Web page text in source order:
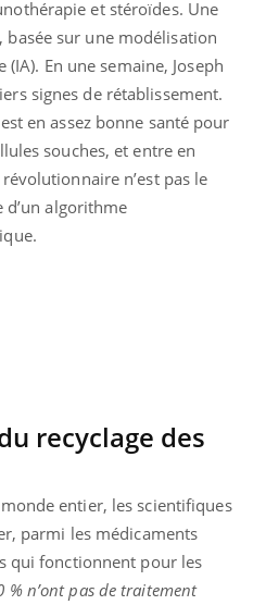
et stéroïdes. Une
basée sur une modélisation
En une semaine, Joseph
signes de rétablissement.
en assez bonne santé pour
souches, et entre en
n’est pas le
algorithme
recyclage des
entier, les scientifiques
parmi les médicaments
qui fonctionnent pour les
% n’ont pas de traitement